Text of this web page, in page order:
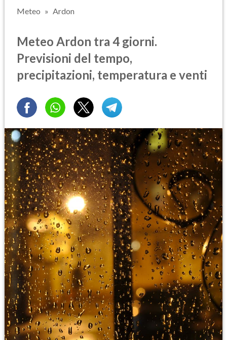
Meteo Ardon
Meteo Ardon tra 4 giorni.
Previsioni del tempo,
precipitazioni, temperatura e venti